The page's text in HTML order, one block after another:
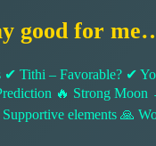
good for
Tithi – Favorable? ✔
🔥 Strong
elements 🙏